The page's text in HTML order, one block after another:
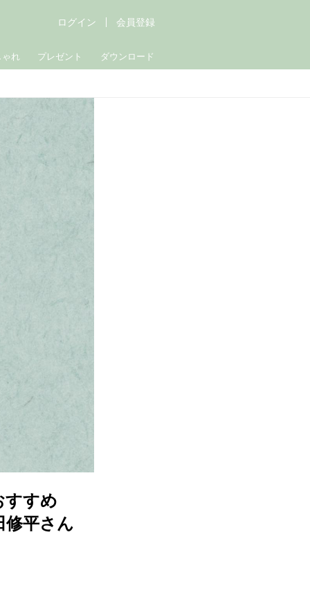
ゃれ プレゼント ダウンロード
ログイン 会員登録
すすめ
修平さん